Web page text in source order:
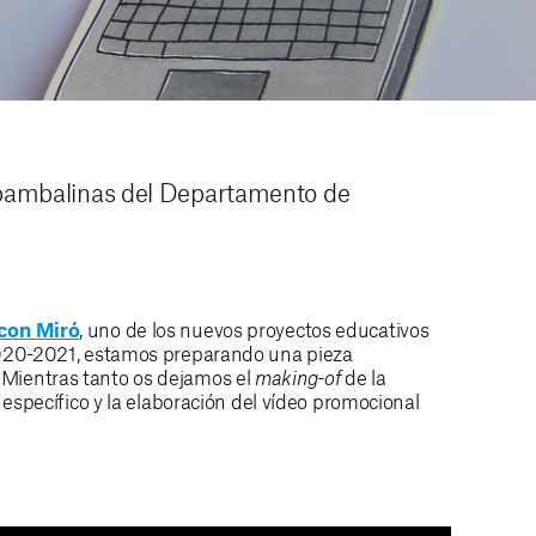
del Departamento de
Miró, uno de los nuevos proyectos educativos
2021, estamos preparando una pieza
tanto os dejamos el making-ofde la
y la elaboración del vídeo promocional